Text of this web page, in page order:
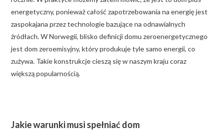
energetyczny, ponieważ całość zapotrzebowania na energię jest
zaspokajana przez technologie bazujące na odnawialnych
źródłach. W Norwegii, blisko definicji domu zeroenergetycznego
jest dom zeroemisyjny, który produkuje tyle samo energii, co
zużywa. Takie konstrukcje cieszą się w naszym kraju coraz
większą popularnością.
Jakie warunki musi spełniać dom